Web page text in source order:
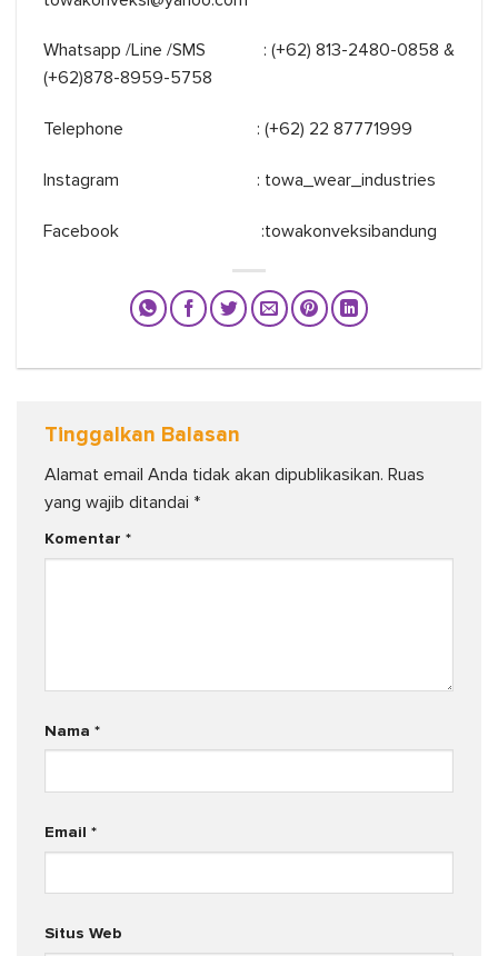
Whatsapp /Line /SMS : (+62) 813-2480-0858 &
(+62)878-8959-5758
Telephone : (+62) 22 87771999
Instagram : towa_wear_industries
Facebook :towakonveksibandung
Tinggalkan Balasan
Alamat email Anda tidak akan dipublikasikan. Ruas
yang wajib ditandai *
Komentar *
Nama *
Email *
Situs Web